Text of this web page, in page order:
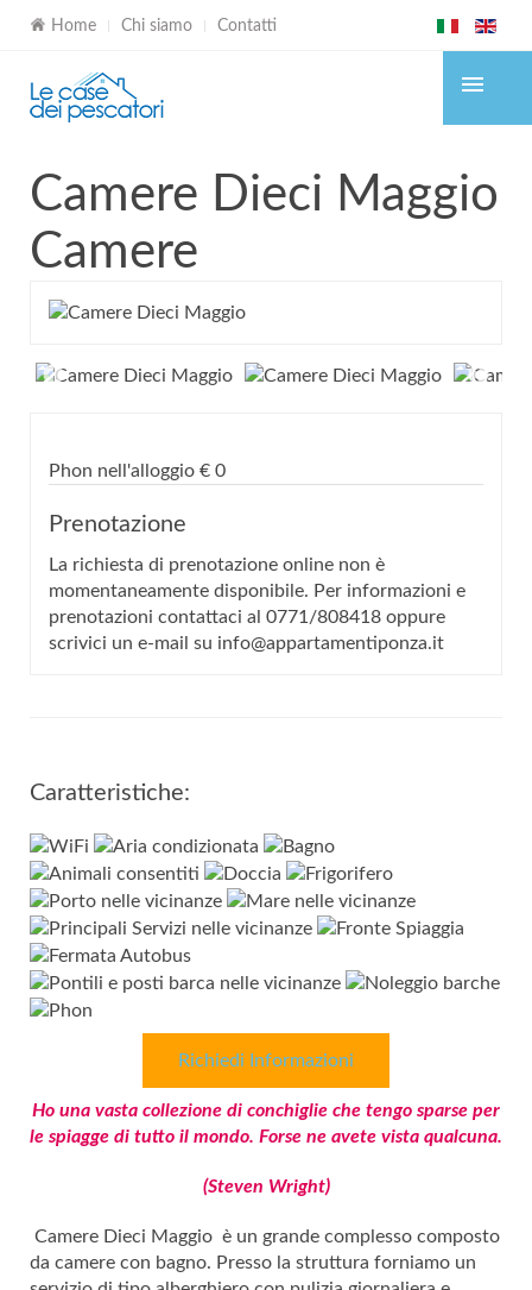
Home Chi siamo Contatti
Camere Dieci Maggio
Camere
Phon nell'alloggio € 0
Prenotazione
La richiesta di prenotazione online non è
momentaneamente disponibile. Per informazioni e
prenotazioni contattaci al 0771/808418 oppure
scrivici un e-mail su info@appartamentiponza.it
Caratteristiche:
Richiedi Informazioni
Ho una vasta collezione di conchiglie che tengo sparse per
le spiagge di tutto il mondo. Forse ne avete vista qualcuna.
(Steven Wright)
Camere Dieci Maggio è un grande complesso composto
da camere con bagno. Presso la struttura forniamo un